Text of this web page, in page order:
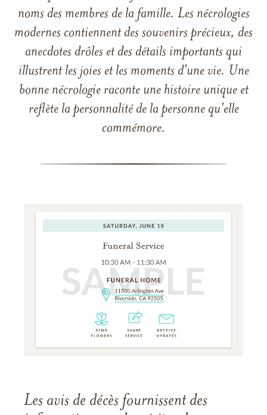
noms des membres de la famille. Les nécrologies
modernes contiennent des souvenirs précieux, des
anecdotes drôles et des détails importants qui
illustrent les joies et les moments d'une vie. Une
bonne nécrologie raconte une histoire unique et
reflète la personnalité de la personne qu'elle
commémore.
Les avis de décès fournissent des